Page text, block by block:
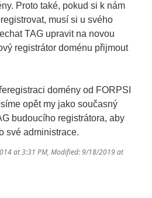
Proto také, pokud si k nám
musí si u svého
TAG upravit na novou
registrátor doménu přijmout
domény od FORPSI
opět my jako současný
budoucího registrátora, aby
své administrace.
at 3:31 PM, Modified: 9/18/2019 at